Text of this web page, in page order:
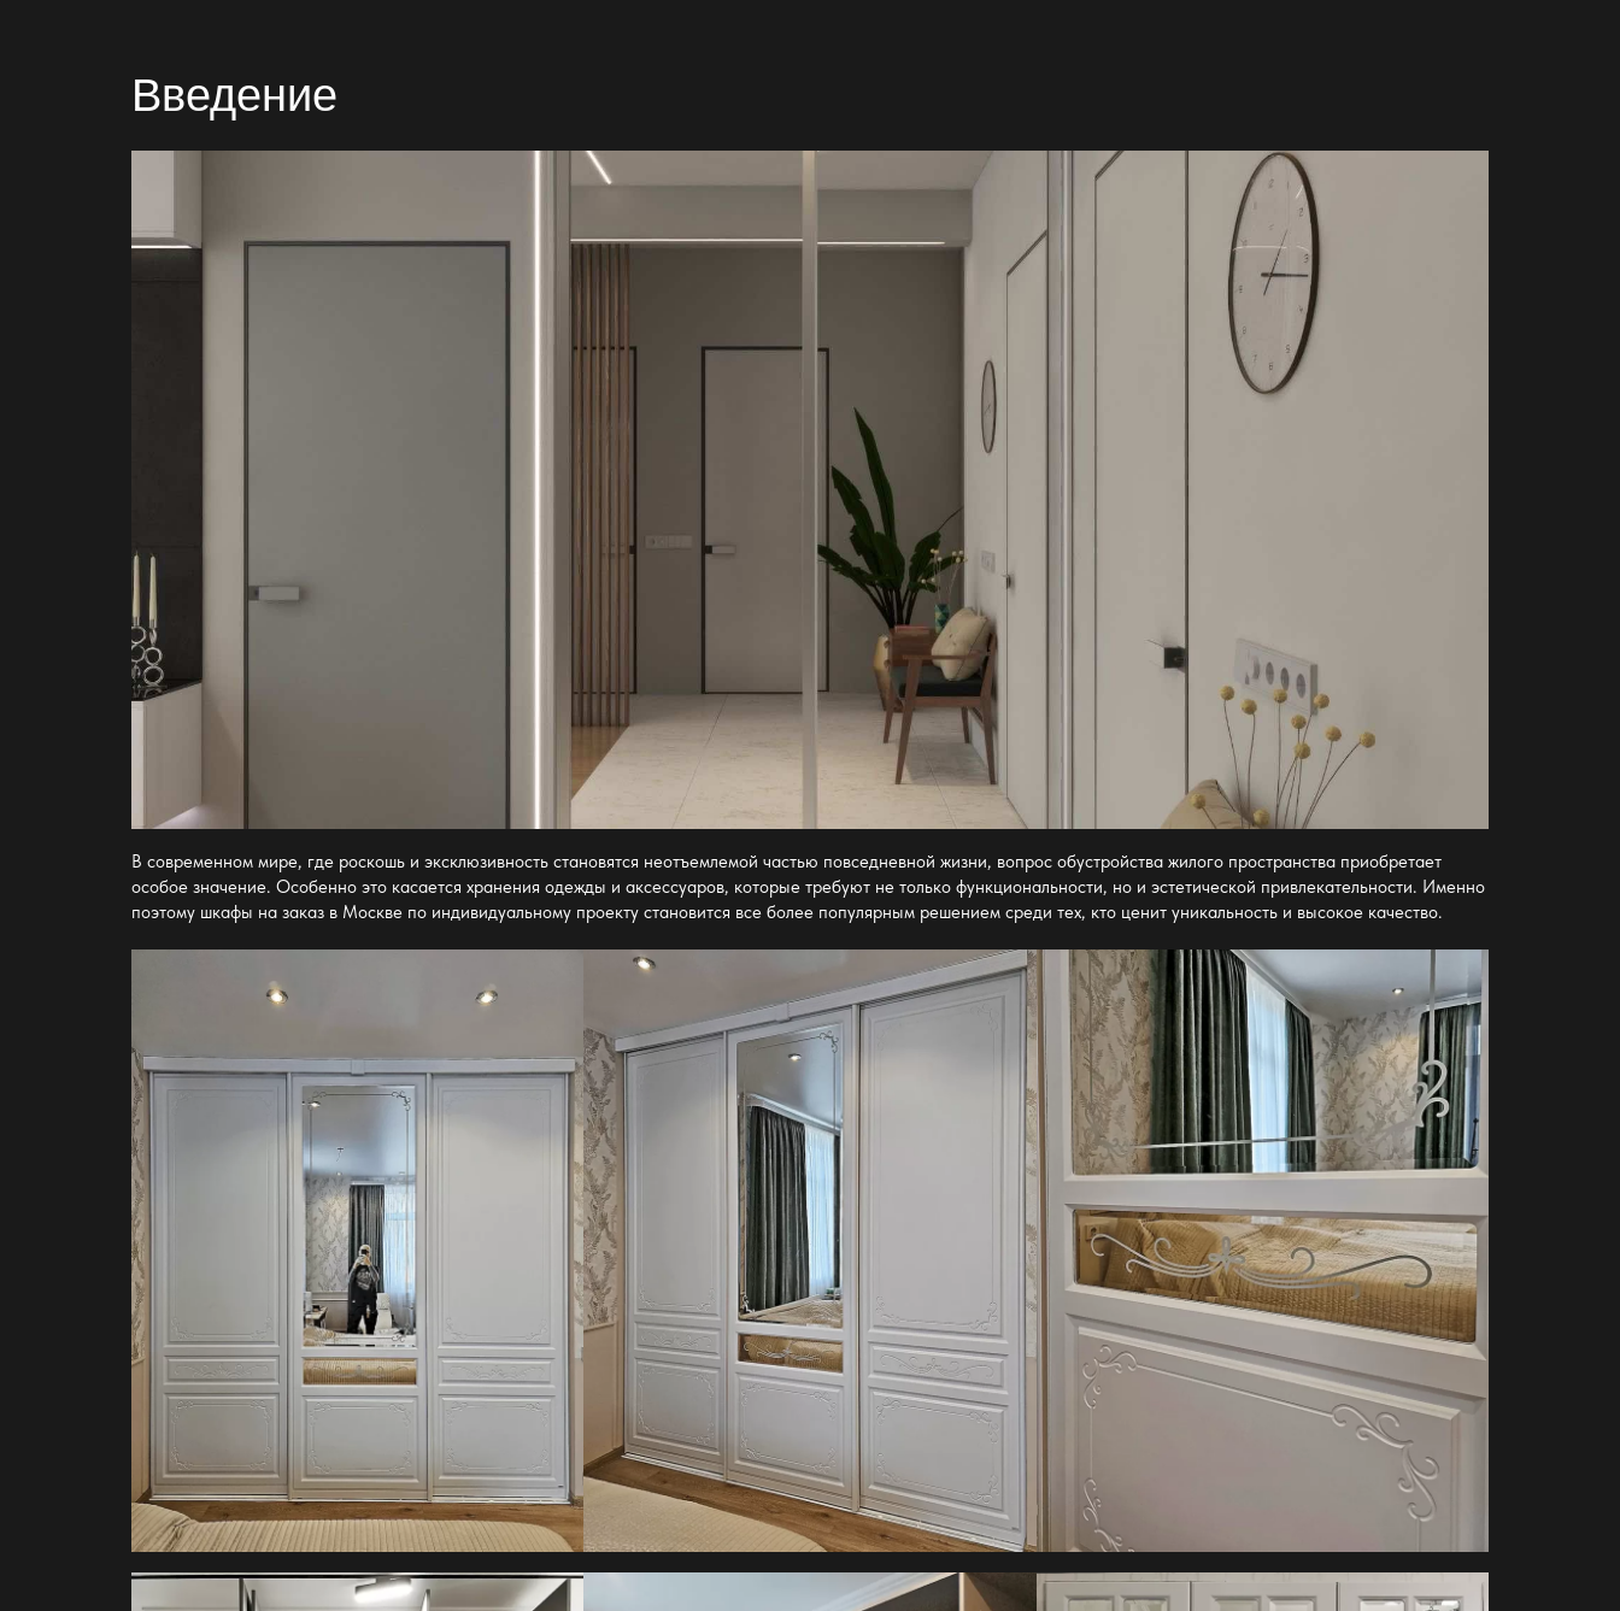
Введение
В современном мире, где роскошь и эксклюзивность становятся неотъемлемой частью повседневной жизни, вопрос обустройства жилого пространства приобретает
особое значение. Особенно это касается хранения одежды и аксессуаров, которые требуют не только функциональности, но и эстетической привлекательности. Именно
поэтому шкафы на заказ в Москве по индивидуальному проекту становится все более популярным решением среди тех, кто ценит уникальность и высокое качество.